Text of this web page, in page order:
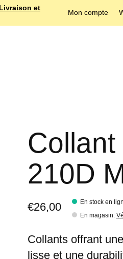
Livraison et
Mon compte
210D
€26,00
En stock en
En magasin:
Collants offrant
lisse et une